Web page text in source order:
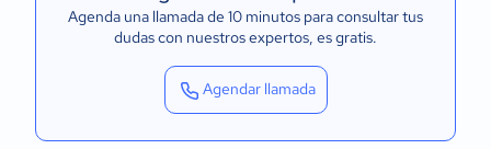
Agenda una llamada de 10 minutos para consultar tus
dudas con nuestros expertos, es gratis.
Agendar llamada